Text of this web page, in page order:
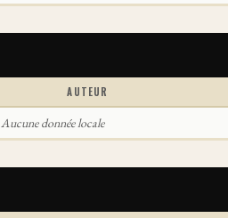
AUTEUR
Aucune donnée locale